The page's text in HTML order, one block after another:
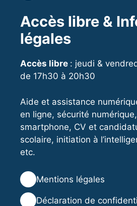
Accès libre &
légales
Accès libre : jeudi &
de 17h30 à 20h30
Aide et assistance
en ligne, sécurité
smartphone, CV et
scolaire, initiation à
etc.
Mentions légales
Déclaration de